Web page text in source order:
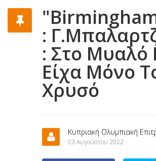
:
: Στο
Είχα Μόνο
Χρυσό
Κυπριακή Ολυμπιακή
03 Αυγούστου 2022